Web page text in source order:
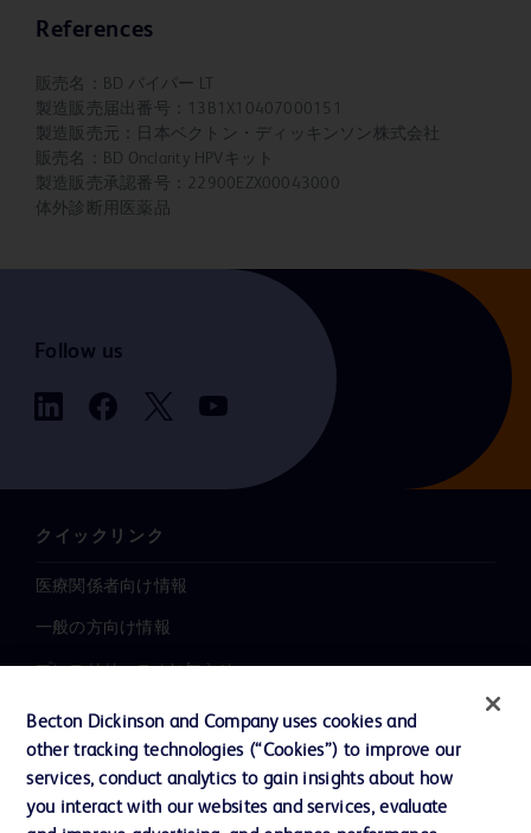
References
販売名：BD バイパー LT
製造販売届出番号：13B1X10407000151
製造販売元：日本ベクトン・ディッキンソン株式会社
販売名：BD Onclarity HPVキット
製造販売承認番号：22900EZX00043000
体外診断用医薬品
Follow us
クイックリンク
医療関係者向け情報
一般の方向け情報
プレスリリース / お知らせ
インクルージョン、ダイバー
シティ ＆ エクイティ
投資家向け情報（英語）
会社案内
Becton Dickinson and Company uses cookies and
other tracking technologies (“Cookies”) to improve our
services, conduct analytics to gain insights about how
you interact with our websites and services, evaluate